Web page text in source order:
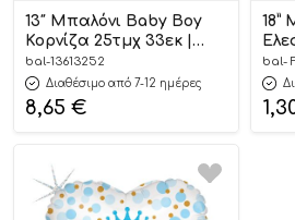
13″ Μπαλόνι Baby Boy
Κορνίζα 25τμχ 33εκ |
13613252
bal-13613252
Διαθέσιμο από 7-12 ημέρες
8,65 €
18”
bal-